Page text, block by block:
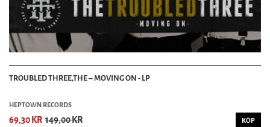
TROUBLED THREE,THE – MOVING ON - LP
HEPTOWN RECORDS
69,30 KR 149,00 KR KÖP